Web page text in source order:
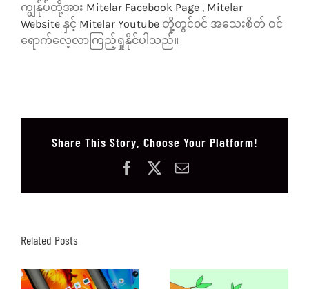
ကျွန်ုပ်တို့အား Mitelar Facebook Page, Mitelar
Websiteနှင့် Mitelar Youtubeတို့တွင်၀င် အသေးစိတ် ဝင်
ရောက်လေ့လာကြည့်ရှုနိုင်ပါသည်။
Share This Story, Choose Your Platform!
FacebookEmail
Related Posts